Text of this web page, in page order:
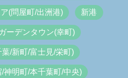
(問屋町/出洲港) 新港
ーデンタウン(幸町)
/新町/富士見/栄町)
神明町/本千葉町/中央)